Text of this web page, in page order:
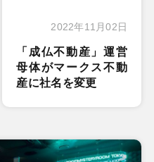
2022年11月02日
「成仏不動産」運営
母体がマークス不動
産に社名を変更